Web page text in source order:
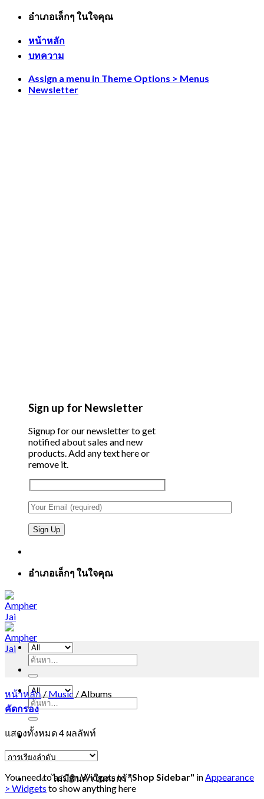
Skip
content
อำเภอเล็กๆ ในใจคุณ
หน้าหลัก
บทความ
Assign a menu in Theme Options > Menus
Newsletter
Sign up for Newsletter
Signup for our newsletter to get
notified about sales and new
products. Add any text here or
remove it.
อำเภอเล็กๆ ในใจคุณ
ค้นหา:
ไม่มีสินค้าในตะกร้า
ค้นหา:
หน้าหลัก/Music /Albums
คัดกรอง
แสดงทั้งหมด 4 ผลลัพท์
You need to assign Widgets to"Shop Sidebar" inAppearance
> Widgets to show anything here